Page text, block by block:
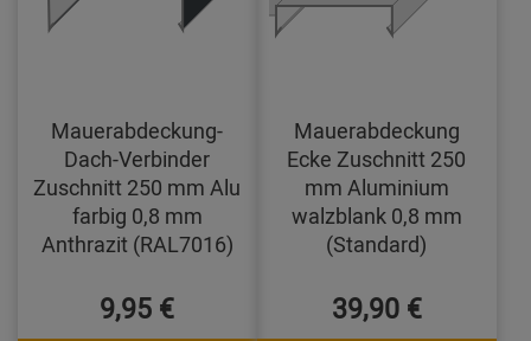
Mauerabdeckung-
Dach-Verbinder
Zuschnitt 250 mm Alu
farbig 0,8 mm
Anthrazit (RAL7016)
9,95 €
Mauerabdeckung
Ecke Zuschnitt 250
mm Aluminium
walzblank 0,8 mm
(Standard)
39,90 €